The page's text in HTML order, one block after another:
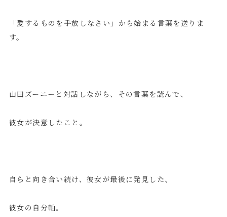
「愛するものを手放しなさい」から始まる言葉を送りま
す。
山田ズーニーと対話しながら、その言葉を読んで、
彼女が決意したこと。
自らと向き合い続け、彼女が最後に発見した、
彼女の自分軸。